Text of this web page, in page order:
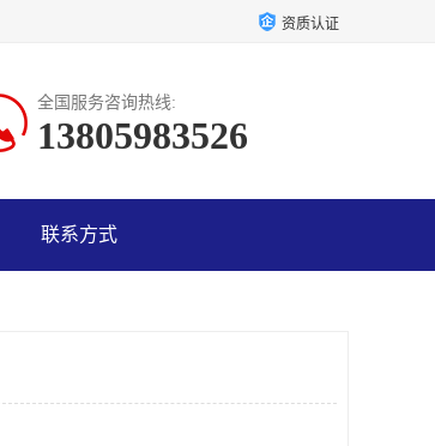
资质认证
全国服务咨询热线:
13805983526
联系方式